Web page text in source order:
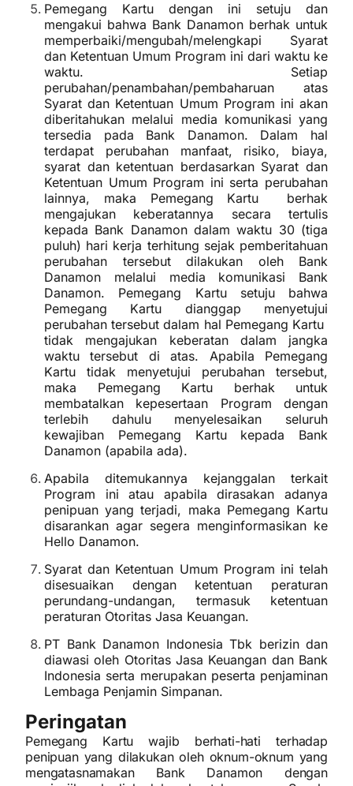
Pemegang Kartu dengan ini setuju dan
mengakui bahwa Bank Danamon berhak untuk
memperbaiki/mengubah/melengkapi Syarat
dan Ketentuan Umum Program ini dari waktu ke
waktu. Setiap
perubahan/penambahan/pembaharuan atas
Syarat dan Ketentuan Umum Program ini akan
diberitahukan melalui media komunikasi yang
tersedia pada Bank Danamon. Dalam hal
terdapat perubahan manfaat, risiko, biaya,
syarat dan ketentuan berdasarkan Syarat dan
Ketentuan Umum Program ini serta perubahan
lainnya, maka Pemegang Kartu berhak
mengajukan keberatannya secara tertulis
kepada Bank Danamon dalam waktu 30 (tiga
puluh) hari kerja terhitung sejak pemberitahuan
perubahan tersebut dilakukan oleh Bank
Danamon melalui media komunikasi Bank
Danamon. Pemegang Kartu setuju bahwa
Pemegang Kartu dianggap menyetujui
perubahan tersebut dalam hal Pemegang Kartu
tidak mengajukan keberatan dalam jangka
waktu tersebut di atas. Apabila Pemegang
Kartu tidak menyetujui perubahan tersebut,
maka Pemegang Kartu berhak untuk
membatalkan kepesertaan Program dengan
terlebih dahulu menyelesaikan seluruh
kewajiban Pemegang Kartu kepada Bank
Danamon (apabila ada).
Apabila ditemukannya kejanggalan terkait
Program ini atau apabila dirasakan adanya
penipuan yang terjadi, maka Pemegang Kartu
disarankan agar segera menginformasikan ke
Hello Danamon.
Syarat dan Ketentuan Umum Program ini telah
disesuaikan dengan ketentuan peraturan
perundang-undangan, termasuk ketentuan
peraturan Otoritas Jasa Keuangan.
PT Bank Danamon Indonesia Tbk berizin dan
diawasi oleh Otoritas Jasa Keuangan dan Bank
Indonesia serta merupakan peserta penjaminan
Lembaga Penjamin Simpanan.
Peringatan
Pemegang Kartu wajib berhati-hati terhadap
penipuan yang dilakukan oleh oknum-oknum yang
mengatasnamakan Bank Danamon dengan